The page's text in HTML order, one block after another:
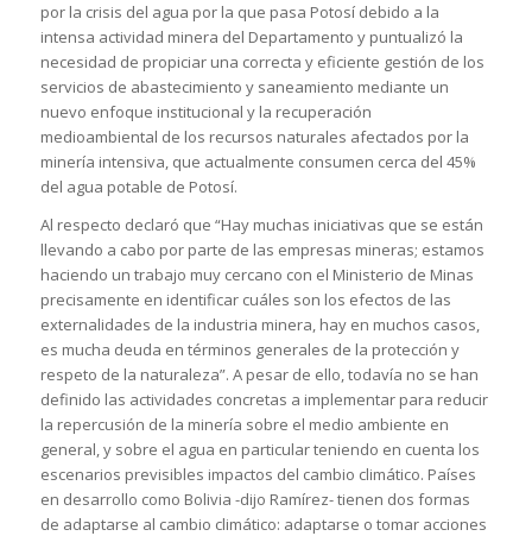
por la crisis del agua por la que pasa Potosí debido a la
intensa actividad minera del Departamento y puntualizó la
necesidad de propiciar una correcta y eficiente gestión de los
servicios de abastecimiento y saneamiento mediante un
nuevo enfoque institucional y la recuperación
medioambiental de los recursos naturales afectados por la
minería intensiva, que actualmente consumen cerca del 45%
del agua potable de Potosí.
Al respecto declaró que “Hay muchas iniciativas que se están
llevando a cabo por parte de las empresas mineras; estamos
haciendo un trabajo muy cercano con el Ministerio de Minas
precisamente en identificar cuáles son los efectos de las
externalidades de la industria minera, hay en muchos casos,
es mucha deuda en términos generales de la protección y
respeto de la naturaleza”. A pesar de ello, todavía no se han
definido las actividades concretas a implementar para reducir
la repercusión de la minería sobre el medio ambiente en
general, y sobre el agua en particular teniendo en cuenta los
escenarios previsibles impactos del cambio climático. Países
en desarrollo como Bolivia -dijo Ramírez- tienen dos formas
de adaptarse al cambio climático: adaptarse o tomar acciones